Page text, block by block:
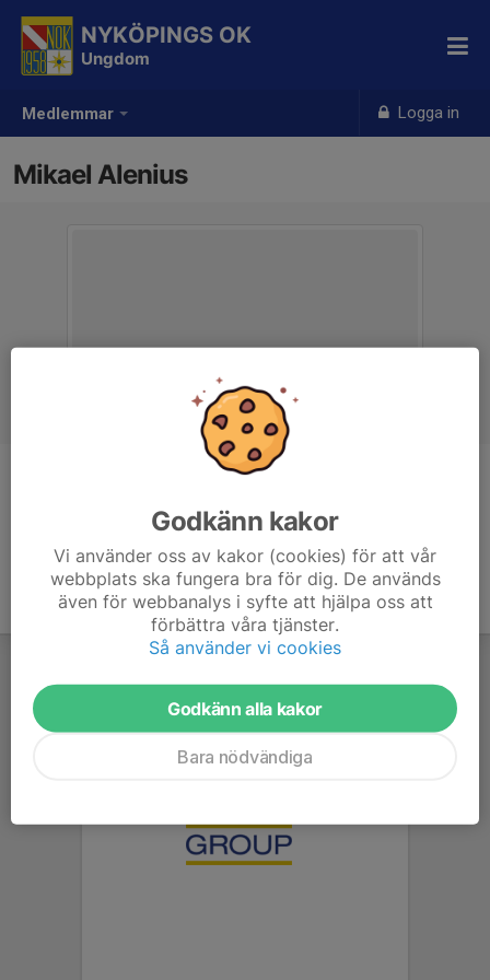
Medlemmar Logga in
NYKÖPINGS OK
Ungdom
Mikael Alenius
Godkänn kakor
Vi använder oss av kakor (cookies) för att vår
webbplats ska fungera bra för dig. De används
även för webbanalys i syfte att hjälpa oss att
förbättra våra tjänster.
Så använder vi cookies
Godkänn alla kakor
Bara nödvändiga